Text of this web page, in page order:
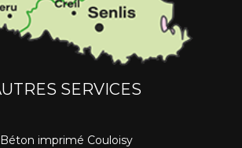
SERVICES
Béton imprimé Couloisy